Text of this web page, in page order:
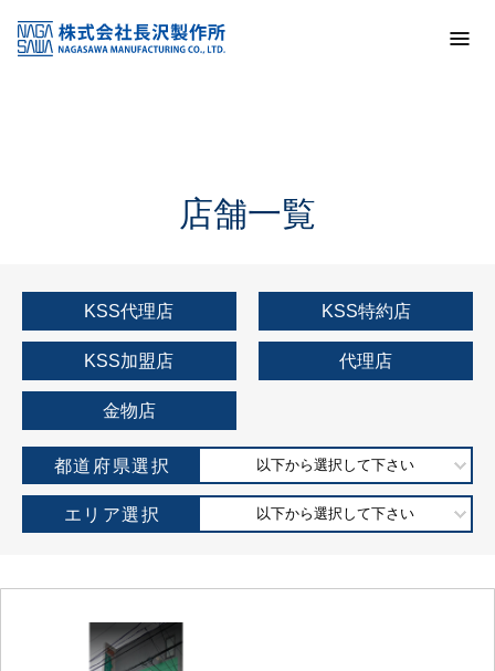
KSS加盟店・取扱店情報
店舗一覧
店舗一覧
KSS代理店 KSS特約店
KSS加盟店 代理店
金物店
都道府県選択 以下から選択して下さい
エリア選択 以下から選択して下さい